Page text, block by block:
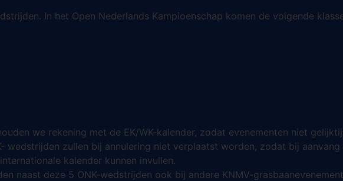
In het Open Nederlands Kampioenschap komen de volgende
we rekening met de EK/WK-kalender, zodat evenementen niet
wedstrijden zullen bij annulering niet verplaatst worden, zodat bij aanvang
kalender kunnen invullen.
naast deze 5 ONK-wedstrijden ook bij andere KNMV-